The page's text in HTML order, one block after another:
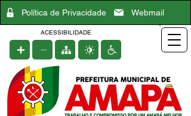
Política de Privacidade Webmail
ACESSIBILIDADE